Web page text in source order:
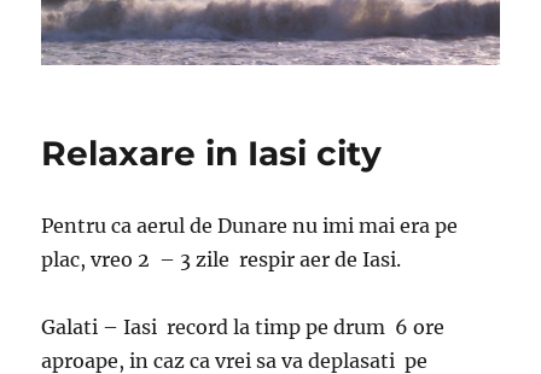
Relaxare in Iasi city
Pentru ca aerul de Dunare nu imi mai era pe
plac, vreo 2 – 3 zile respir aer de Iasi.
Galati – Iasi record la timp pe drum 6 ore
aproape, in caz ca vrei sa va deplasati pe